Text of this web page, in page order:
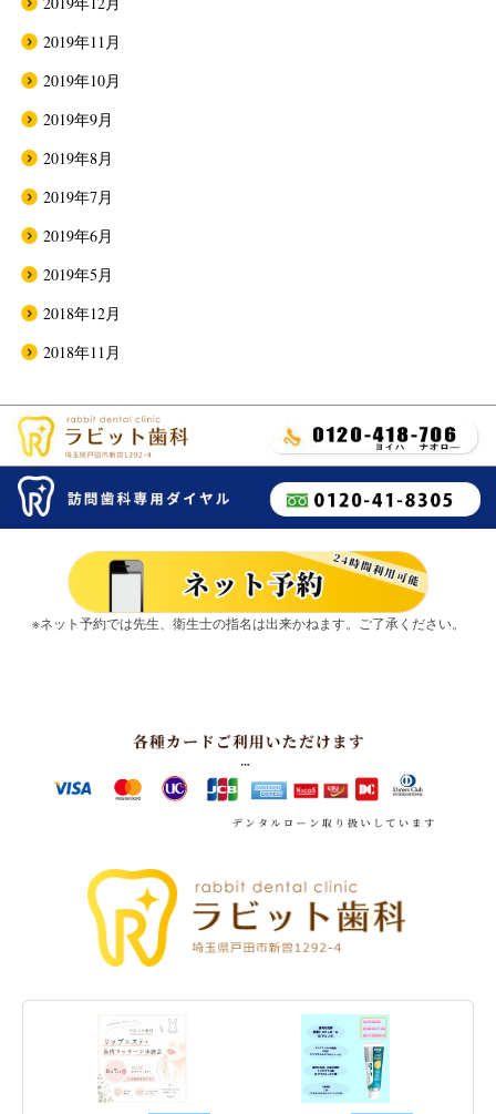
2019年11月
2019年10月
2019年9月
2019年8月
2019年7月
2019年6月
2019年5月
2018年12月
2018年11月
※ネット予約では先生、衛生士の指名は出来かねます。ご了承ください。